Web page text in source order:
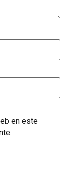
en este